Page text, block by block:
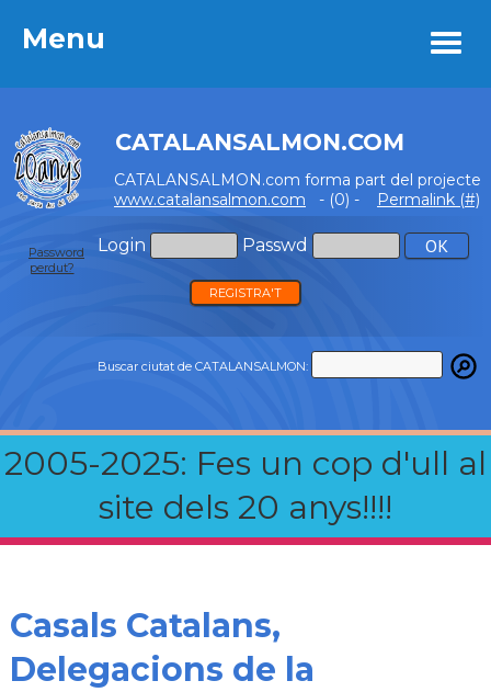
Menu
CATALANSALMON.COM
CATALANSALMON.com forma part del projecte
www.catalansalmon.com - (0) - Permalink (#)
Login Passwd
Password
perdut?
REGISTRA'T
Buscar ciutat de CATALANSALMON:
2005-2025: Fes un cop d'ull al
site dels 20 anys!!!!
Menu
Casals Catalans,
Delegacions de la